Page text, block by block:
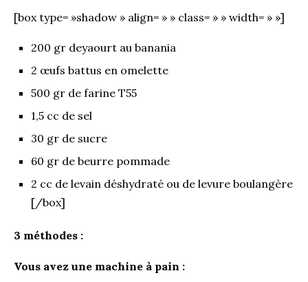
[box type= »shadow » align= » » class= » » width= » »]
200 gr deyaourt au banania
2 œufs battus en omelette
500 gr de farine T55
1,5 cc de sel
30 gr de sucre
60 gr de beurre pommade
2 cc de levain déshydraté ou de levure boulangère
[/box]
3 méthodes :
Vous avez une machine à pain :